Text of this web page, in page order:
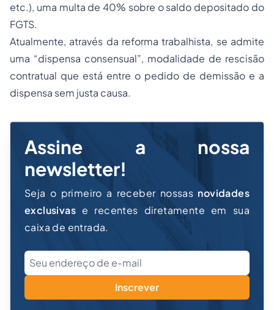
etc.), uma multa de 40% sobre o saldo depositado do
FGTS.
Atualmente, através da reforma trabalhista, se admite
uma “dispensa consensual”, modalidade de rescisão
contratual que está entre o pedido de demissão e a
dispensa sem justa causa.
Assine a nossa
newsletter!
Seja o primeiro a receber nossas novidades
exclusivas e recentes diretamente em sua
caixa de entrada.
Inscrever